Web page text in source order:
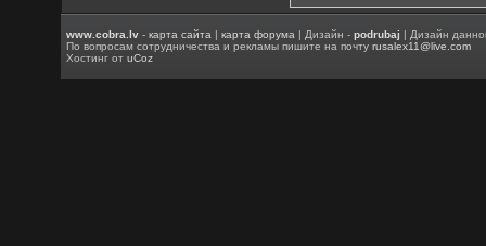
www.cobra.lv -карта сайта |карта форума | Дизайн -podrubaj | Дизайн
По вопросам сотрудничества и рекламы пишите на почтуrusalex11@live.com
Хостинг отuCoz